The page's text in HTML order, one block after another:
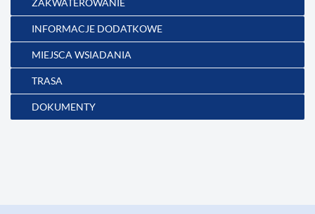
ZAKWATEROWANIE
INFORMACJE DODATKOWE
MIEJSCA WSIADANIA
TRASA
DOKUMENTY